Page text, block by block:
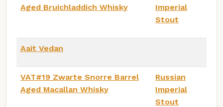
Aged Bruichladdich Whisky
Imperial
Stout
Aait Vedan
VAT#19 Zwarte Snorre Barrel
Aged Macallan Whisky
Russian
Imperial
Stout